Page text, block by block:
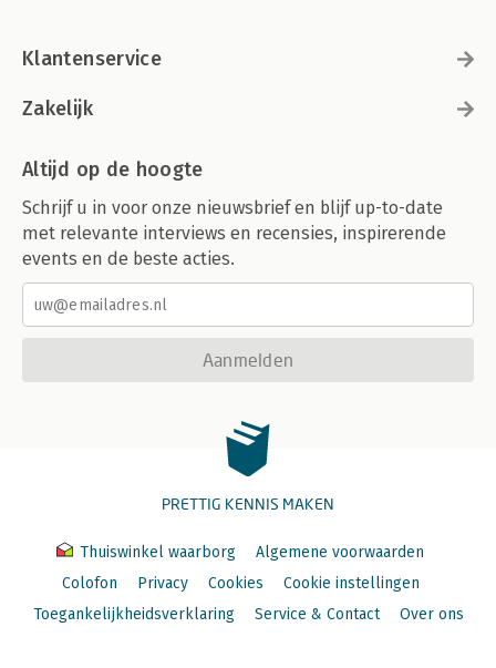
Klantenservice
Zakelijk
Altijd op de hoogte
Schrijf u in voor onze nieuwsbrief en blijf up-to-date
met relevante interviews en recensies, inspirerende
events en de beste acties.
Aanmelden
PRETTIG KENNIS MAKEN
Thuiswinkel waarborg
Algemene voorwaarden
Colofon
Privacy Cookies
Cookie instellingen
Toegankelijkheidsverklaring
Service & Contact Over ons